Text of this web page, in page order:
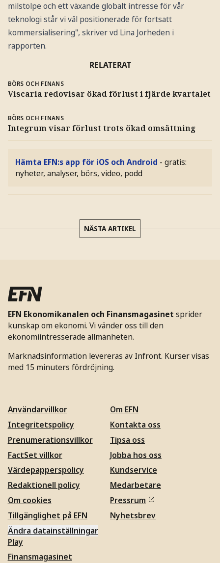
milstolpe och ett växande globalt intresse för vår
teknologi står vi väl positionerade för fortsatt
kommersialisering", skriver vd Lina Jorheden i
rapporten.
RELATERAT
BÖRS OCH FINANS
Viscaria redovisar ökad förlust i fjärde kvartalet
BÖRS OCH FINANS
Integrum visar förlust trots ökad omsättning
Hämta EFN:s app för iOS och Android - gratis:
nyheter, analyser, börs, video, podd
NÄSTA ARTIKEL
EFN Ekonomikanalen och Finansmagasinet sprider
kunskap om ekonomi. Vi vänder oss till den
ekonomiintresserade allmänheten.
Marknadsinformation levereras av Infront. Kurser visas
med 15 minuters fördröjning.
Användarvillkor
Integritetspolicy
Prenumerationsvillkor
FactSet villkor
Värdepapperspolicy
Redaktionell policy
Om cookies
Tillgänglighet på EFN
Ändra datainställningar
Om EFN
Kontakta oss
Tipsa oss
Jobba hos oss
Kundservice
Medarbetare
Pressrum
Nyhetsbrev
Play
Finansmagasinet